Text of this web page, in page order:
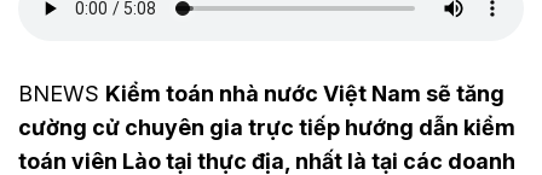
BNEWS Kiểm toán nhà nước Việt Nam sẽ tăng
cường cử chuyên gia trực tiếp hướng dẫn kiểm
toán viên Lào tại thực địa, nhất là tại các doanh